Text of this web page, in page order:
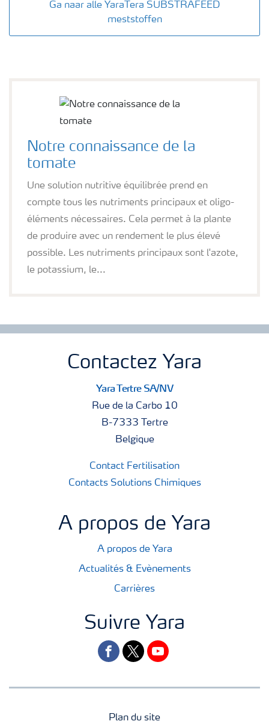
Ga naar alle YaraTera SUBSTRAFEED
meststoffen
Notre connaissance de la
tomate
Une solution nutritive équilibrée prend en
compte tous les nutriments principaux et oligo-
éléments nécessaires. Cela permet à la plante
de produire avec un rendement le plus élevé
possible. Les nutriments principaux sont l'azote,
le potassium, le...
Contactez Yara
Yara Tertre SA/NV
Rue de la Carbo 10
B-7333 Tertre
Belgique
Contact Fertilisation
Contacts Solutions Chimiques
A propos de Yara
A propos de Yara
Actualités & Evènements
Carrières
Suivre Yara
facebooktwitteryoutube
Plan du site